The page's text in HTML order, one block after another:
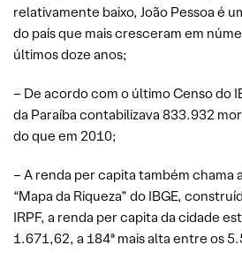
relativamente baixo, João Pessoa é
do país que mais cresceram em
últimos doze anos;
– De acordo com o último Censo do
da Paraíba contabilizava 833.932
do que em 2010;
– A renda per capita também chama
“Mapa da Riqueza” do IBGE,
IRPF, a renda per capita da cidade
1.671,62, a 184ª mais alta entre os